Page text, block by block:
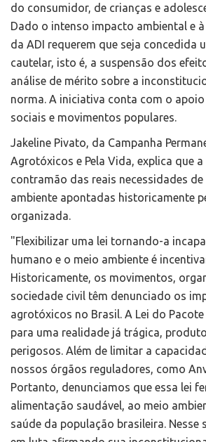
do consumidor, de crianças e
Dado o intenso impacto ambiental e
da ADI requerem que seja concedida
cautelar, isto é, a suspensão dos
análise de mérito sobre a
norma. A iniciativa conta com o
sociais e movimentos populares.
Jakeline Pivato, da Campanha
Agrotóxicos e Pela Vida, explica que a
contramão das reais necessidades de
ambiente apontadas historicamente
organizada.
"Flexibilizar uma lei tornando-a
humano e o meio ambiente é
Historicamente, os movimentos,
sociedade civil têm denunciado os
agrotóxicos no Brasil. A Lei do
para uma realidade já trágica,
perigosos. Além de limitar a
nossos órgãos reguladores, como
Portanto, denunciamos que essa lei
alimentação saudável, ao meio
saúde da população brasileira. Nesse